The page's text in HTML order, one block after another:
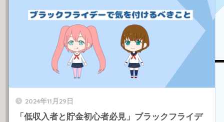
2024年11月29日
「低収入者と貯金初心者必見」ブラックフライデ